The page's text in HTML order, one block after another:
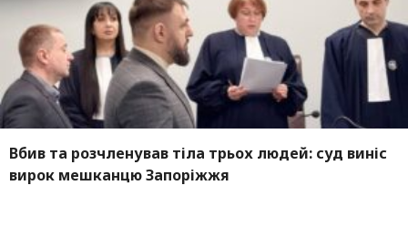
Вбив та розчленував тіла трьох людей: суд виніс
вирок мешканцю Запоріжжя